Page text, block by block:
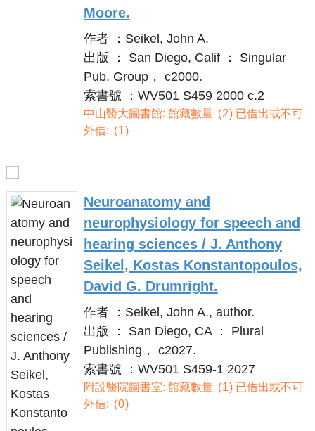
Moore.
作者 ：Seikel, John A.
出版 ： San Diego, Calif ： Singular
Pub. Group， c2000.
索書號 ：WV501 S459 2000 c.2
中山醫大圖書館: 館藏數量 2 已借出或不可
外借:
1
Neuroanatomy and
neurophysiology for speech and
hearing sciences / J. Anthony
Seikel, Kostas Konstantopoulos,
David G. Drumright.
作者 ：Seikel, John A., author.
出版 ： San Diego, CA ： Plural
Publishing， c2027.
索書號 ：WV501 S459-1 2027
附設醫院圖書室: 館藏數量 1 已借出或不可
外借:
0